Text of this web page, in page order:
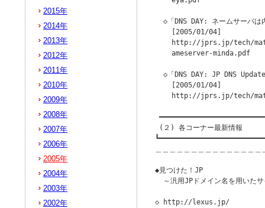
◇「DNS DAY: ネームサーバは
    [2005/01/04]
http://jprs.jp/tech/
    ameserver-minda.pdf
◇「DNS DAY: JP DNS
    [2005/01/04]
http://jprs.jp/tech/
(２) 各コーナー最新情報
◆見つけた！JP
～汎用JPドメイン名を用いた
◇ http://lexus.jp/
2015年
2014年
2013年
2012年
2011年
2010年
2009年
2008年
2007年
2006年
2005年
2004年
2003年
2002年